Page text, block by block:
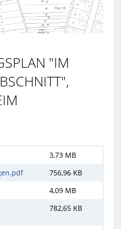
"IM
3,73 MB
756,96 KB
4,09 MB
782,65 KB